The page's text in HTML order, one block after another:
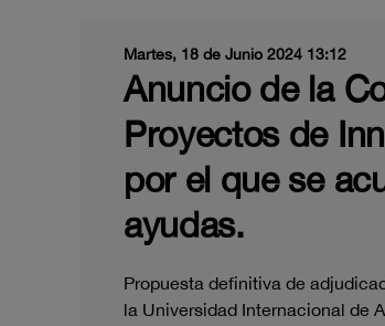
Martes, 18 de Junio 2024 13:12
Anuncio de la
Proyectos de
por el que se
ayudas.
Propuesta definitiva de
la Universidad Internacional de